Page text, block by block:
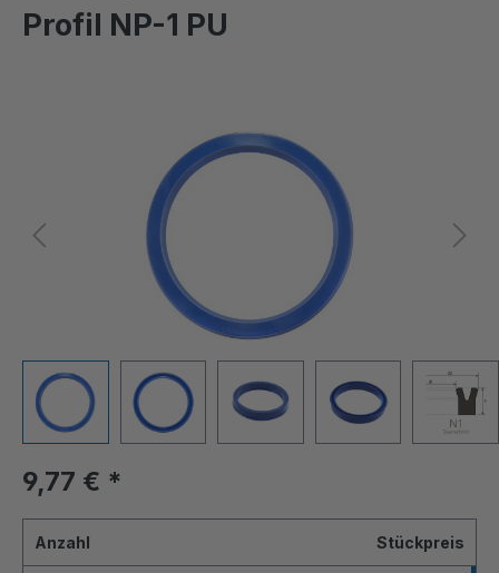
Profil NP-1 PU
9,77 € *
Anzahl Stückpreis